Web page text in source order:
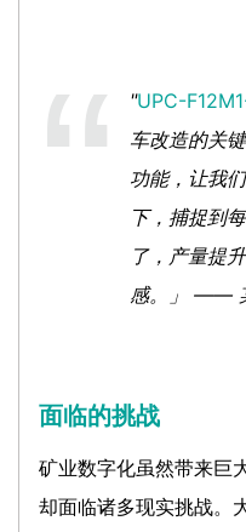
"UPC-
车改造的关
功能，让我
下，捕捉到
了，产量提
感。」 ——
面临的挑战
矿业数字化虽然带来巨
却面临诸多现实挑战。